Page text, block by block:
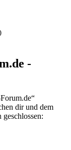
-
dir und dem